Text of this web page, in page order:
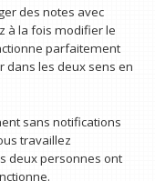
des notes avec
à la fois modifier le
parfaitement
dans les deux sens en
sans notifications
travaillez
deux personnes ont